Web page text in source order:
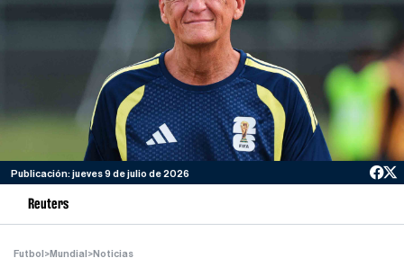
Publicación: jueves 9 de julio de 2026
Reuters
Futbol >Mundial >Noticias